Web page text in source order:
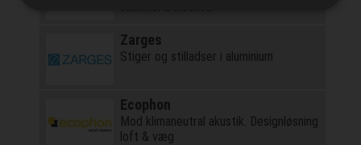
Zarges
Stiger og stilladser i aluminium
Ecophon
Mod klimaneutral akustik. Designløsning
loft & væg